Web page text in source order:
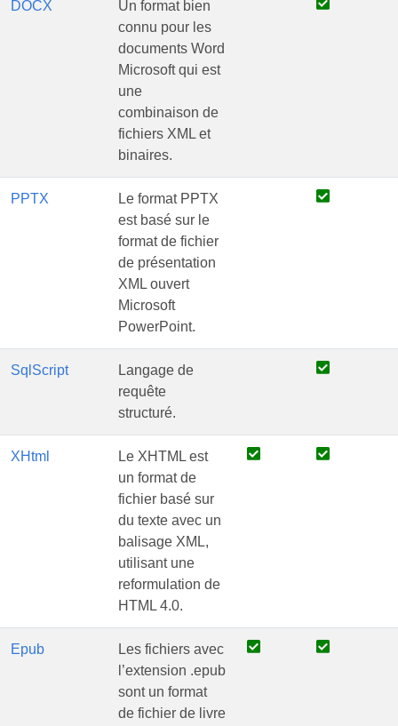
DOCX
Un format bien
connu pour les
documents Word
Microsoft qui est
une
combinaison de
fichiers XML et
binaires.
PPTX
Le format PPTX
est basé sur le
format de fichier
de présentation
XML ouvert
Microsoft
PowerPoint.
SqlScript
Langage de
requête
structuré.
XHtml
Le XHTML est
un format de
fichier basé sur
du texte avec un
balisage XML,
utilisant une
reformulation de
HTML 4.0.
Epub
Les fichiers avec
l’extension .epub
sont un format
de fichier de livre